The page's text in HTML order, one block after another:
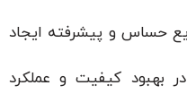
حساس و پیشرفته ایجاد
بهبود کیفیت و عملکرد